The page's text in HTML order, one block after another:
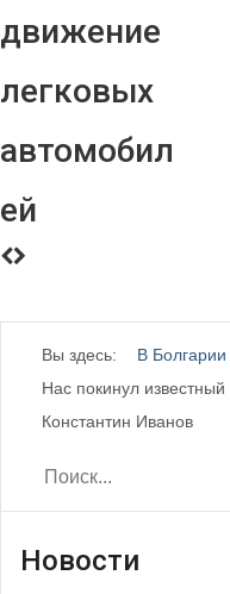
движение
легковых
автомобил
ей
Вы здесь: В Болгарии
Нас покинул
Константин Иванов
Новости